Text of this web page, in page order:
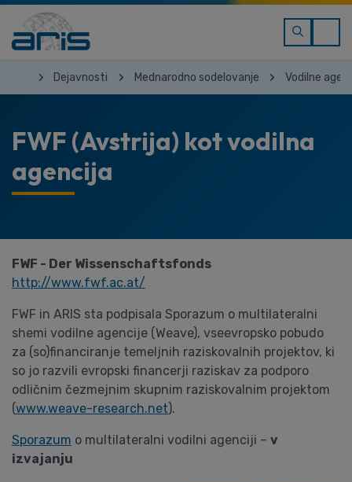
Dejavnosti Mednarodno sodelovanje Vodilne
FWF (Avstrija) kot vodilna
agencija
FWF - Der Wissenschaftsfonds
http://www.fwf.ac.at/
FWF in ARIS sta podpisala Sporazum o multilateralni
shemi vodilne agencije (Weave), vseevropsko pobudo
za (so)financiranje temeljnih raziskovalnih projektov, ki
so jo razvili evropski financerji raziskav za podporo
odličnim čezmejnim skupnim raziskovalnim projektom
(www.weave-research.net).
Sporazum o multilateralni vodilni agenciji – v
izvajanju